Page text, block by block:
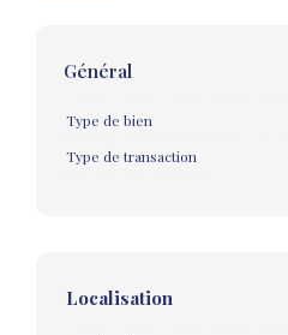
Général
Type de bien
Type de transaction
Localisation